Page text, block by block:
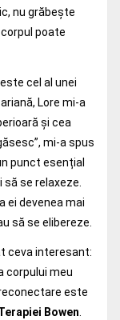
nu grăbește
poate
cel al unei
Lore mi-a
și cea
mi-a spus
punct esențial
se relaxeze.
ei devenea mai
să se elibereze.
ceva interesant:
corpului meu
este
Bowen.